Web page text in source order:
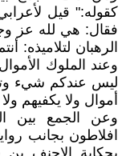
كقوله:" قيل
الرهبان لتلاميذه:
وعند الملوك
ليس عندكم شيء
أموال ولا يكفيهم
وعن الجمع بين
افلاطون بجانب